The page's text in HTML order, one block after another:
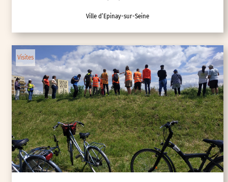
Ville d’Epinay-sur-Seine
Visites